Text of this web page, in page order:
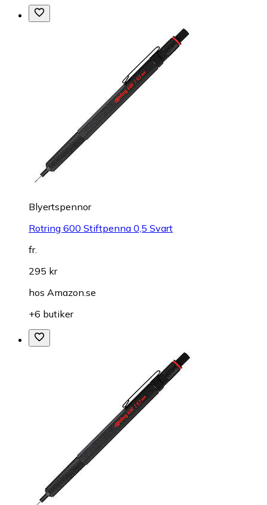
Blyertspennor
Rotring 600 Stiftpenna 0,5 Svart
fr.
295 kr
hos Amazon.se
+6 butiker